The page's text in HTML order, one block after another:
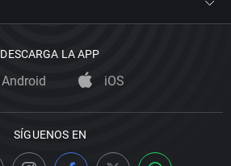
DESCARGA LA APP
Android iOS
SÍGUENOS EN